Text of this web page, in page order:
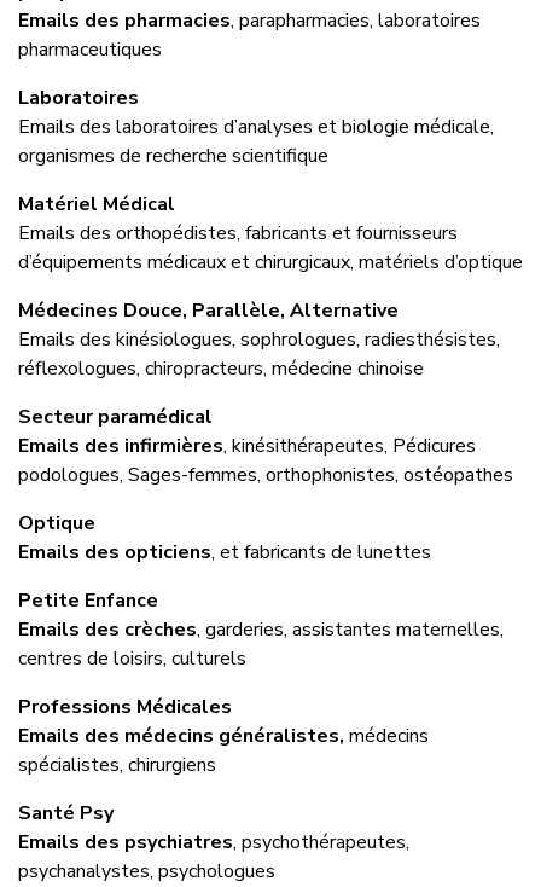
Emails des pharmacies, parapharmacies, laboratoires
pharmaceutiques
Laboratoires
Emails des laboratoires d’analyses et biologie médicale,
organismes de recherche scientifique
Matériel Médical
Emails des orthopédistes, fabricants et fournisseurs
d’équipements médicaux et chirurgicaux, matériels d’optique
Médecines Douce, Parallèle, Alternative
Emails des kinésiologues, sophrologues, radiesthésistes,
réflexologues, chiropracteurs, médecine chinoise
Secteur paramédical
Emails des infirmières, kinésithérapeutes, Pédicures
podologues, Sages-femmes, orthophonistes, ostéopathes
Optique
Emails des opticiens, et fabricants de lunettes
Petite Enfance
Emails des crèches, garderies, assistantes maternelles,
centres de loisirs, culturels
Professions Médicales
Emails des médecins généralistes, médecins
spécialistes, chirurgiens
Santé Psy
Emails des psychiatres, psychothérapeutes,
psychanalystes, psychologues